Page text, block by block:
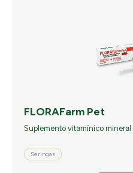
FLORAFarm Pet
Suplemento vitamínico
Seringas